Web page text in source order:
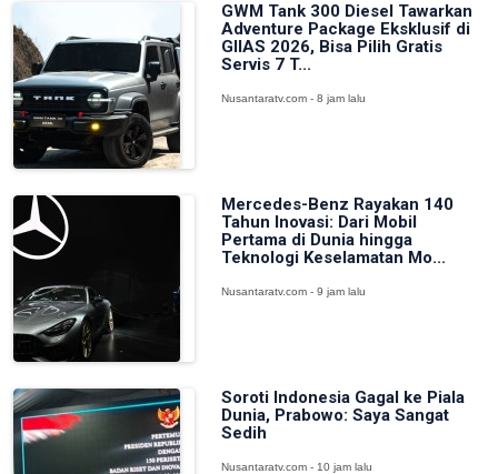
GWM Tank 300 Diesel Tawarkan
Adventure Package Eksklusif di
GIIAS 2026, Bisa Pilih Gratis
Servis 7 T...
Nusantaratv.com - 8 jam lalu
Mercedes-Benz Rayakan 140
Tahun Inovasi: Dari Mobil
Pertama di Dunia hingga
Teknologi Keselamatan Mo...
Nusantaratv.com - 9 jam lalu
Soroti Indonesia Gagal ke Piala
Dunia, Prabowo: Saya Sangat
Sedih
Nusantaratv.com - 10 jam lalu